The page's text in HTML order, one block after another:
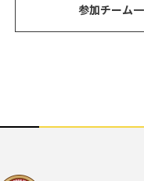
参加チーム